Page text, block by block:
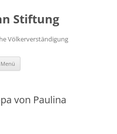
Stiftung
Völkerverständigung
Menü
von Paulina